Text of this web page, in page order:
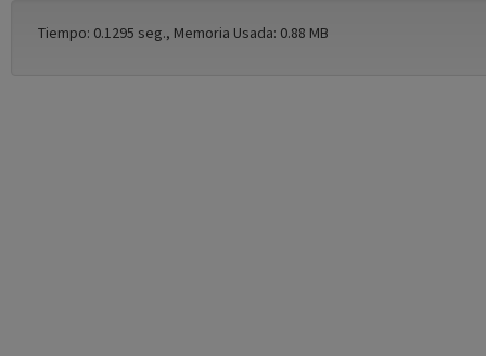
Tiempo: 0.1295 seg., Memoria Usada: 0.88 MB